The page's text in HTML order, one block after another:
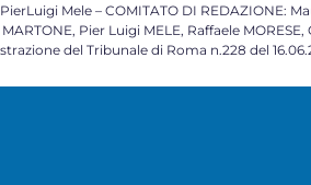
Mele – COMITATO DI REDAZIONE:
Pier Luigi MELE, Raffaele
del Tribunale di Roma n.228 del